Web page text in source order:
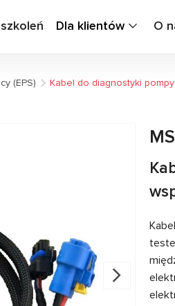
Dla klientów O
(EPS) Kabel do diagnostyki